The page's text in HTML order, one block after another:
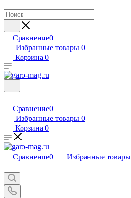
Сравнение0
Избранные товары 0
Корзина 0
Сравнение0
Избранные товары 0
Корзина 0
Сравнение0 Избранные товары